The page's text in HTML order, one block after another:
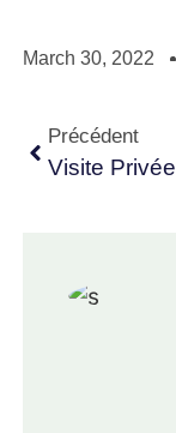
March 30, 2022
Précédent